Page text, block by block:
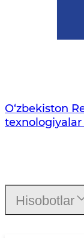
O‘zbekiston
Hisobotlar